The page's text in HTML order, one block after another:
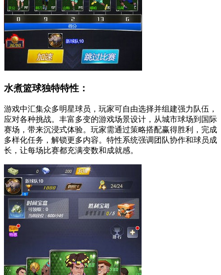
水煮篮球独特特性：
游戏中汇集众多明星球员，玩家可自由选择并组建强力队伍，
应对各种挑战。丰富多变的游戏场景设计，从城市球场到国际
赛场，带来沉浸式体验。玩家需通过策略搭配赢得胜利，完成
多样化任务，解锁更多内容。特性系统强调团队协作和球员成
长，让每场比赛都充满变数和成就感。